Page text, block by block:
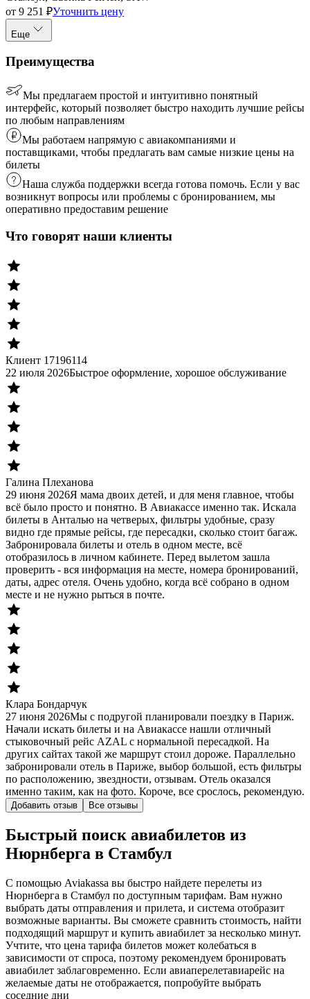
от 9 251 ₽Уточнить цену
Еще
Преимущества
Мы предлагаем простой и интуитивно понятный
интерфейс, который позволяет быстро находить лучшие рейсы
по любым направлениям
Мы работаем напрямую с авиакомпаниями и
поставщиками, чтобы предлагать вам самые низкие цены на
билеты
Наша служба поддержки всегда готова помочь. Если у вас
возникнут вопросы или проблемы с бронированием, мы
оперативно предоставим решение
Что говорят наши клиенты
Клиент 17196114
22 июля 2026Быстрое оформление, хорошое обслуживание
Галина Плеханова
29 июня 2026Я мама двоих детей, и для меня главное, чтобы
всё было просто и понятно. В Авиакассе именно так. Искала
билеты в Анталью на четверых, фильтры удобные, сразу
видно где прямые рейсы, где пересадки, сколько стоит багаж.
Забронировала билеты и отель в одном месте, всё
отобразилось в личном кабинете. Перед вылетом зашла
проверить - вся информация на месте, номера бронирований,
даты, адрес отеля. Очень удобно, когда всё собрано в одном
месте и не нужно рыться в почте.
Клара Бондарчук
27 июня 2026Мы с подругой планировали поездку в Париж.
Начали искать билеты и на Авиакассе нашли отличный
стыковочный рейс AZAL с нормальной пересадкой. На
других сайтах такой же маршрут стоил дороже. Параллельно
забронировали отель в Париже, выбор большой, есть фильтры
по расположению, звездности, отзывам. Отель оказался
именно таким, как на фото. Короче, все срослось, рекомендую.
Добавить отзыв Все отзывы
Быстрый поиск авиабилетов из
Нюрнберга в Стамбул
С помощью Aviakassa вы быстро найдете перелеты из
Нюрнберга в Стамбул по доступным тарифам. Вам нужно
выбрать даты отправления и прилета, и система отобразит
возможные варианты. Вы сможете сравнить стоимость, найти
подходящий маршрут и купить авиабилет за несколько минут.
Учтите, что цена тарифа билетов может колебаться в
зависимости от спроса, поэтому рекомендуем бронировать
авиабилет заблаговременно. Если авиаперелетавиарейс на
желаемые даты не отображается, попробуйте выбрать
соседние дни